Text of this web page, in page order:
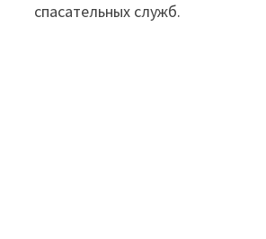
спасательных служб.